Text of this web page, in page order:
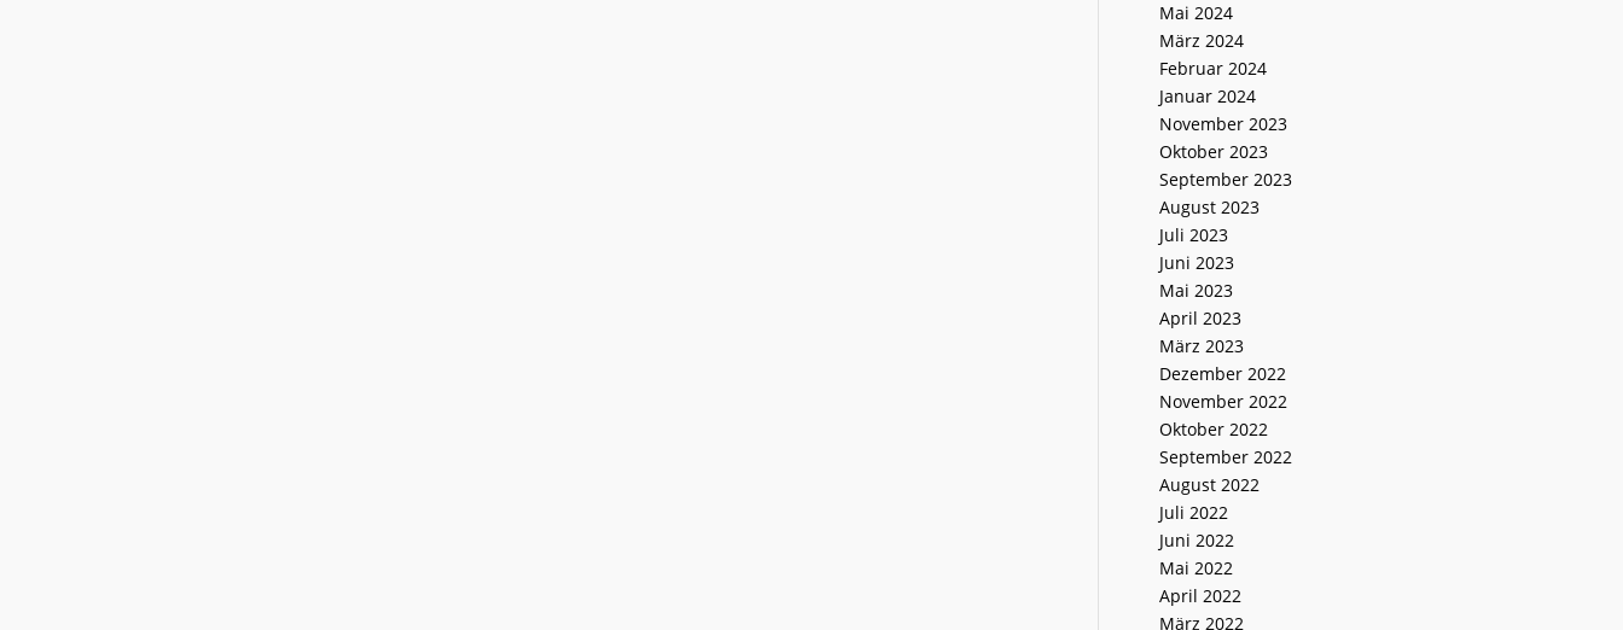
Mai 2024
März 2024
Februar 2024
Januar 2024
November 2023
Oktober 2023
September 2023
August 2023
Juli 2023
Juni 2023
Mai 2023
April 2023
März 2023
Dezember 2022
November 2022
Oktober 2022
September 2022
August 2022
Juli 2022
Juni 2022
Mai 2022
April 2022
März 2022